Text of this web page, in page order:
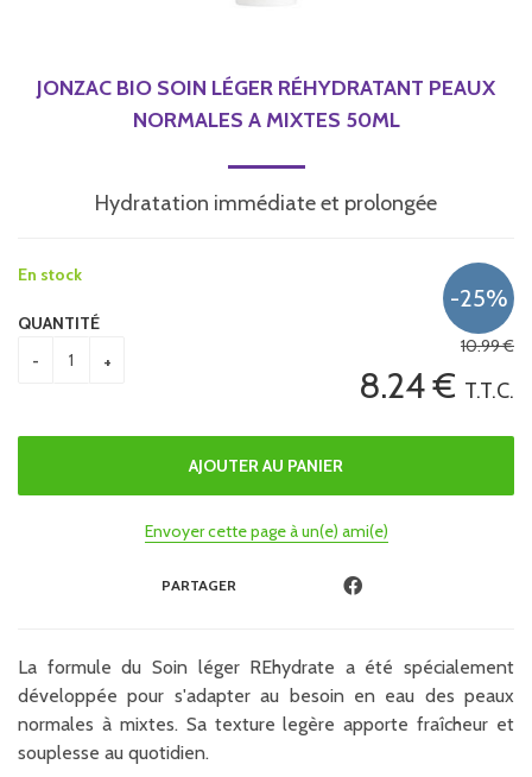
JONZAC BIO SOIN LÉGER RÉHYDRATANT PEAUX
NORMALES A MIXTES 50ML
Hydratation immédiate et prolongée
10.99€
8.24€ T.T.C.
En stock
QUANTITÉ
Envoyer cette page à un(e) ami(e)
PARTAGER
La formule du Soin léger REhydrate a été spécialement
développée pour s'adapter au besoin en eau des peaux
normales à mixtes. Sa texture legère apporte fraîcheur et
souplesse au quotidien.